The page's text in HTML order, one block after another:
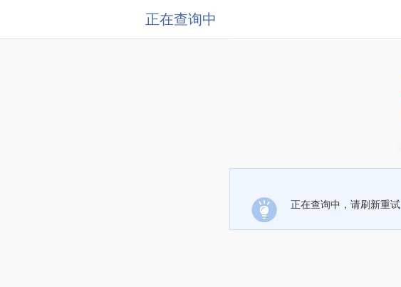
正在查询中
正在查询中，请刷新重试